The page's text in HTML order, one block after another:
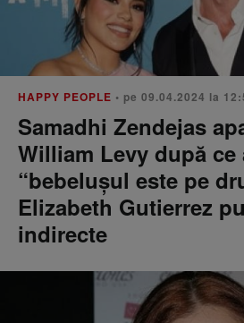
HAPPY PEOPLE • pe 09.04.2024 la
Samadhi Zendejas
William Levy după ce
“bebelușul este pe
Elizabeth Gutierrez
indirecte